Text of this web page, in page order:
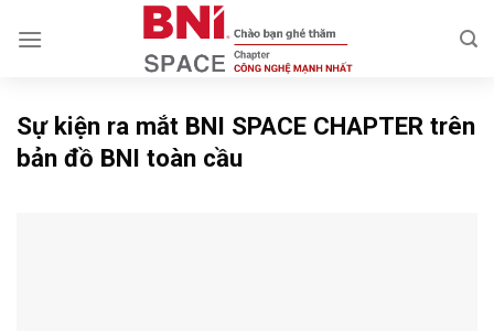
Sự kiện ra mắt BNI SPACE CHAPTER trên
bản đồ BNI toàn cầu